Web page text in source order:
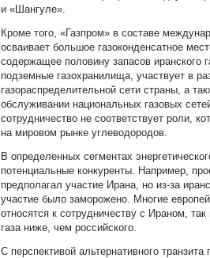
и «Шангуле».
Кроме того, «Газпром» в составе
осваивает большое газоконденсатное
содержащее половину запасов иранского
подземные газохранилища, участвует в
газораспределительной сети страны, а
обслуживании национальных газовых
сотрудничество не соответствует роли,
на мировом рынке углеводородов.
В определенных сегментах
потенциальные конкуренты. Например,
предполагал участие Ирана, но из-за
участие было заморожено. Многие
относятся к сотрудничеству с Ираном, так
газа ниже, чем российского.
С перспективой альтернативного